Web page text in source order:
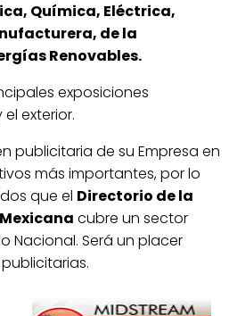
Química, Eléctrica,
de la
Renovables.
exposiciones
exterior.
publicitaria de su Empresa en
más importantes, por lo
que el Directorio de la
cubre un sector
Nacional. Será un placer